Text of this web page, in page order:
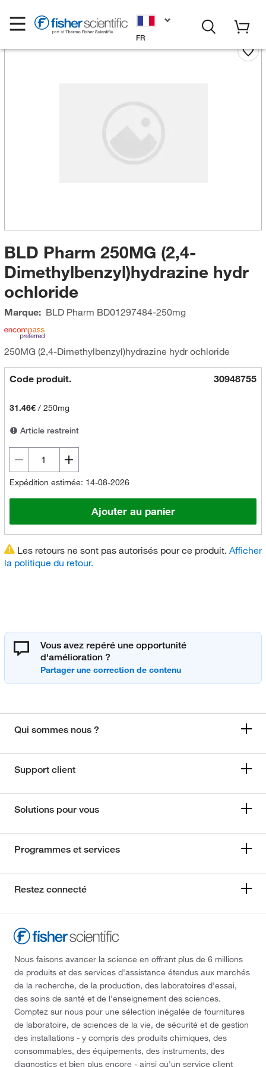
FR
BLD Pharm 250MG (2,4-
Dimethylbenzyl)hydrazine hydr
ochloride
Marque: BLD Pharm BD01297484-250mg
250MG (2,4-Dimethylbenzyl)hydrazine hydr ochloride
Code produit. 30948755
31.46€/ 250mg
Article restreint
Expédition estimée: 14-08-2026
Ajouter au panier
Les retours ne sont pas autorisés pour ce produit. Afficher
la politique du retour.
Vous avez repéré une opportunité
d'amélioration ?
Qui sommes nous ?
Support client
Solutions pour vous
Programmes et services
Restez connecté
Nous faisons avancer la science en offrant plus de 6 millions
de produits et des services d'assistance étendus aux marchés
de la recherche, de la production, des laboratoires d'essai,
des soins de santé et de l'enseignement des sciences.
Comptez sur nous pour une sélection inégalée de fournitures
de laboratoire, de sciences de la vie, de sécurité et de gestion
des installations - y compris des produits chimiques, des
consommables, des équipements, des instruments, des
diagnostics et bien plus encore - ainsi qu'un service client